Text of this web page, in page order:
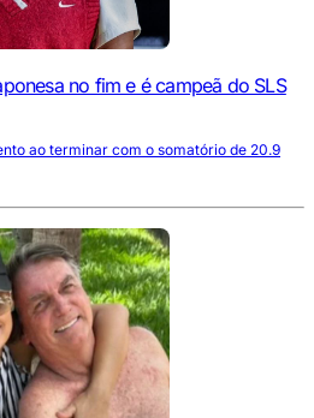
no fim e é campeã do SLS
ao terminar com o somatório de 20.9